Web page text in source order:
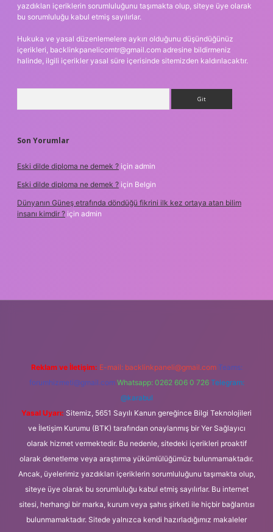
yazdıkları içeriklerin sorumluluğunu taşımakta olup, siteye üye olarak
bu sorumluluğu kabul etmiş sayılırlar.
Hukuka ve yasal düzenlemelere aykırı olduğunu düşündüğünüz
içerikleri, backlinkpanelicomtr@gmail.com adresine bildirmeniz
halinde, ilgili içerikler yasal süre içerisinde sitemizden kaldırılacaktır.
Son Yorumlar
Eski dilde diploma ne demek ? için admin
Eski dilde diploma ne demek ? için Belgin
Dünyanın Güneş etrafında döndüğü fikrini ilk kez ortaya atan bilim
insanı kimdir ? için admin
Reklam ve İletişim: E-mail: backlinkpaneli@gmail.com Teams:
forumhizmeti@gmail.com Whatsapp: 0262 606 0 726 Telegram:
@karabul
Yasal Uyarı: Sitemiz, 5651 Sayılı Kanun gereğince Bilgi Teknolojileri
ve İletişim Kurumu (BTK) tarafından onaylanmış bir Yer Sağlayıcı
olarak hizmet vermektedir. Bu nedenle, sitedeki içerikleri proaktif
olarak denetleme veya araştırma yükümlülüğümüz bulunmamaktadır.
Ancak, üyelerimiz yazdıkları içeriklerin sorumluluğunu taşımakta olup,
siteye üye olarak bu sorumluluğu kabul etmiş sayılırlar. Bu internet
sitesi, herhangi bir marka, kurum veya şahıs şirketi ile hiçbir bağlantısı
bulunmamaktadır. Sitede yalnızca kendi hazırladığımız makaleler